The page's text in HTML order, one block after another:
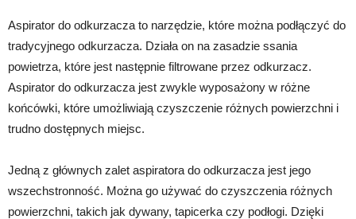
Aspirator do odkurzacza to narzędzie, które można podłączyć do
tradycyjnego odkurzacza. Działa on na zasadzie ssania
powietrza, które jest następnie filtrowane przez odkurzacz.
Aspirator do odkurzacza jest zwykle wyposażony w różne
końcówki, które umożliwiają czyszczenie różnych powierzchni i
trudno dostępnych miejsc.
Jedną z głównych zalet aspiratora do odkurzacza jest jego
wszechstronność. Można go używać do czyszczenia różnych
powierzchni, takich jak dywany, tapicerka czy podłogi. Dzięki